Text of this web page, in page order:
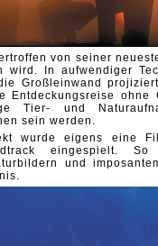
von seiner
wird. In aufwendiger
Großleinwand
Entdeckungsreise
Tier- und
sein werden.
wurde eigens eine
eingespielt.
und